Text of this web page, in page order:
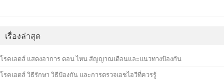
เรื่องล่าสุด
โรคเอดส์ แสดงอาการ ตอน ไหน สัญญาณเตือนและแนวทางป้องกัน
โรคเอดส์ วิธีรักษา วิธีป้องกัน และการตรวจเอชไอวีที่ควรรู้